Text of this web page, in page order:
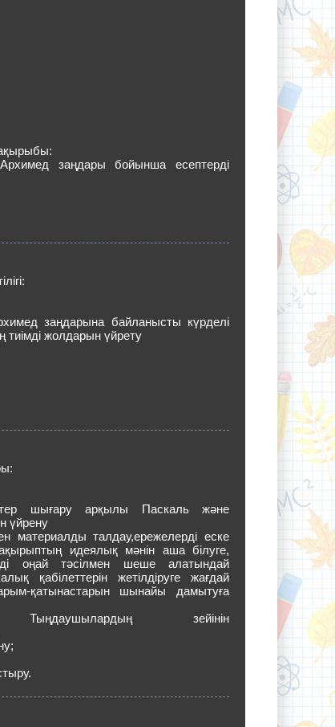
заңдары бойынша есептерді
заңдарына байланысты күрделі
тиімді жолдарын үйрету
шығару арқылы Паскаль және
үйрену
материалды талдау,ережелерді еске
идеялық мәнін аша білуге,
оңай тәсілмен шеше алатындай
қабілеттерін жетілдіруге жағдай
қатынастарын шынайы дамытуға
Тыңдаушылардың зейінін